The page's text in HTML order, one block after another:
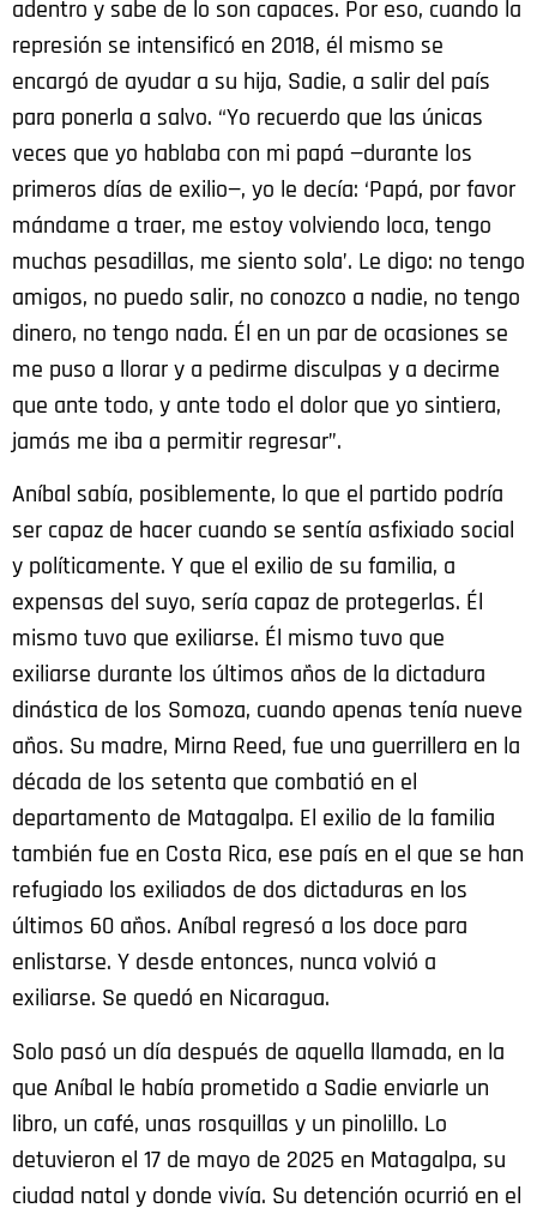
adentro y sabe de lo son capaces. Por eso, cuando la
represión se intensificó en 2018, él mismo se
encargó de ayudar a su hija, Sadie, a salir del país
para ponerla a salvo. “Yo recuerdo que las únicas
veces que yo hablaba con mi papá —durante los
primeros días de exilio—, yo le decía: ‘Papá, por favor
mándame a traer, me estoy volviendo loca, tengo
muchas pesadillas, me siento sola’. Le digo: no tengo
amigos, no puedo salir, no conozco a nadie, no tengo
dinero, no tengo nada. Él en un par de ocasiones se
me puso a llorar y a pedirme disculpas y a decirme
que ante todo, y ante todo el dolor que yo sintiera,
jamás me iba a permitir regresar”.
Aníbal sabía, posiblemente, lo que el partido podría
ser capaz de hacer cuando se sentía asfixiado social
y políticamente. Y que el exilio de su familia, a
expensas del suyo, sería capaz de protegerlas. Él
mismo tuvo que exiliarse. Él mismo tuvo que
exiliarse durante los últimos años de la dictadura
dinástica de los Somoza, cuando apenas tenía nueve
años. Su madre, Mirna Reed, fue una guerrillera en la
década de los setenta que combatió en el
departamento de Matagalpa. El exilio de la familia
también fue en Costa Rica, ese país en el que se han
refugiado los exiliados de dos dictaduras en los
últimos 60 años. Aníbal regresó a los doce para
enlistarse. Y desde entonces, nunca volvió a
exiliarse. Se quedó en Nicaragua.
Solo pasó un día después de aquella llamada, en la
que Aníbal le había prometido a Sadie enviarle un
libro, un café, unas rosquillas y un pinolillo. Lo
detuvieron el 17 de mayo de 2025 en Matagalpa, su
ciudad natal y donde vivía. Su detención ocurrió en el